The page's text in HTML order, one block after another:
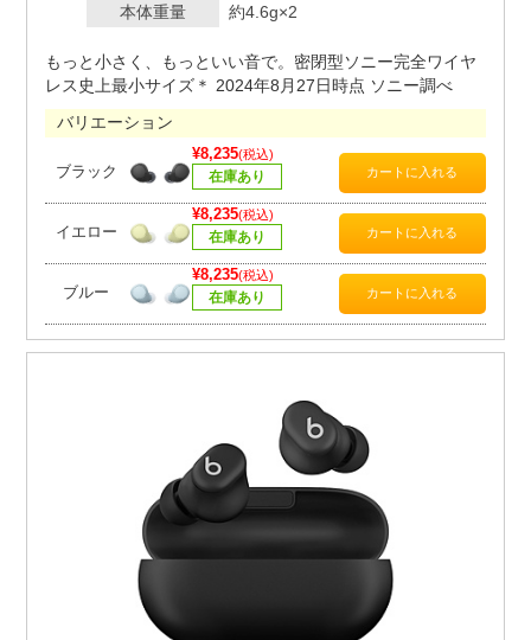
本体重量
約4.6g×2
もっと小さく、もっといい音で。密閉型ソニー完全ワイヤ
レス史上最小サイズ＊ 2024年8月27日時点 ソニー調べ
バリエーション
ブラック
¥8,235(税込)
在庫あり
イエロー
¥8,235(税込)
在庫あり
ブルー
¥8,235(税込)
在庫あり